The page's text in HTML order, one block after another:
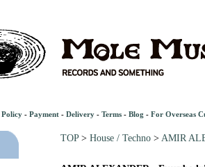
Policy - Payment - Delivery - Terms - Blog - For Overseas
TOP> House / Techno > AMIR